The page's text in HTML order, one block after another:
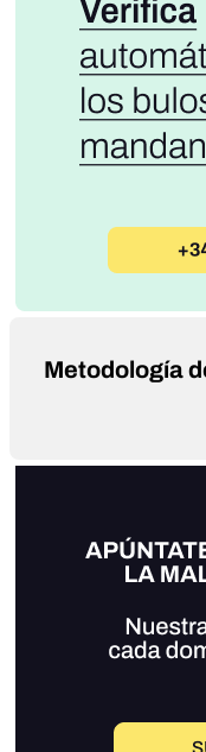
Metodología